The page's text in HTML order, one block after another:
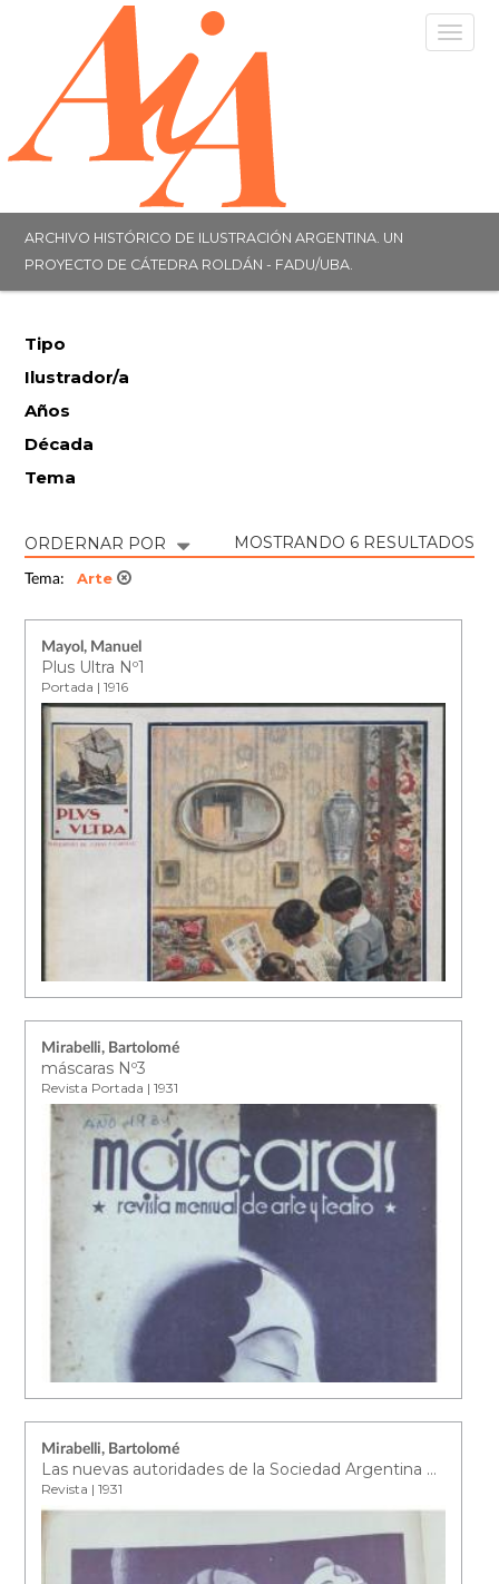
ARCHIVO HISTÓRICO DE ILUSTRACIÓN ARGENTINA. UN
PROYECTO DE CÁTEDRA ROLDÁN - FADU/UBA.
Tipo
Ilustrador/a
Años
Década
Tema
ORDERNAR POR MOSTRANDO 6 RESULTADOS
Tema: Arte
Mayol, Manuel
Plus Ultra Nº1
Portada | 1916
Mirabelli, Bartolomé
máscaras Nº3
Revista Portada | 1931
Mirabelli, Bartolomé
Las nuevas autoridades de la Sociedad Argentina de Autores
Revista | 1931